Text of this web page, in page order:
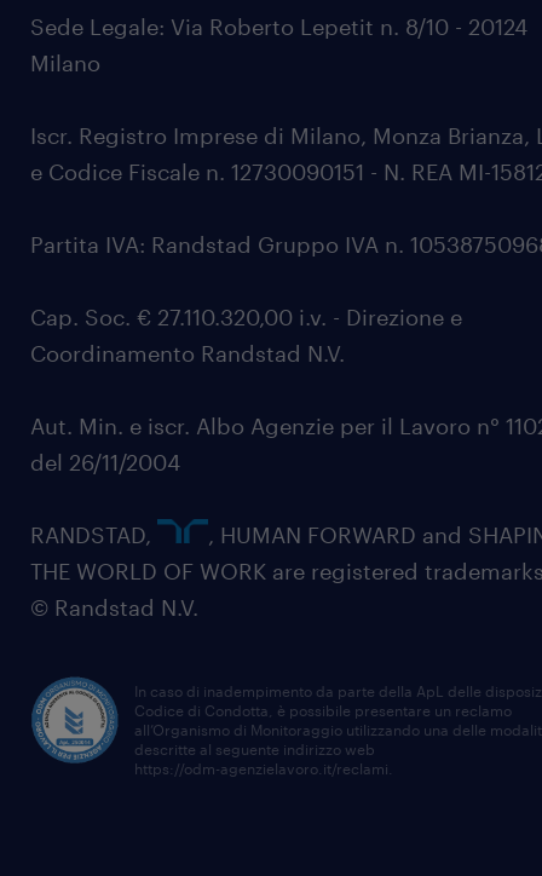
Sede Legale: Via Roberto Lepetit n. 8/10 - 20124
Milano
Iscr. Registro Imprese di Milano, Monza Brianza,
e Codice Fiscale n. 12730090151 - N. REA MI-
Partita IVA: Randstad Gruppo IVA n.
Cap. Soc. € 27.110.320,00 i.v. - Direzione e
Coordinamento Randstad N.V.
Aut. Min. e iscr. Albo Agenzie per il Lavoro n°
del 26/11/2004
RANDSTAD,
, HUMAN FORWARD and
THE WORLD OF WORK are registered
© Randstad N.V.
In caso di inadempimento da parte della ApL delle
Codice di Condotta, è possibile presentare un reclamo
all’Organismo di Monitoraggio utilizzando una delle
descritte al seguente indirizzo web
https://odm-agenzielavoro.it/reclami